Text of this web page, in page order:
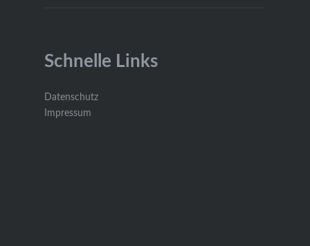
Schnelle Links
Datenschutz
Impressum